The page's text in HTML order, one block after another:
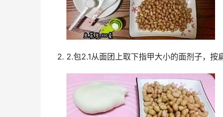
2.包2.1从面团上取下指甲大小的面剂子，